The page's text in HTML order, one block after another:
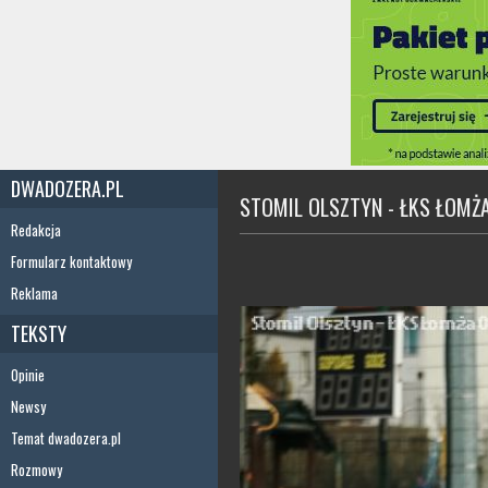
DWADOZERA.PL
Redakcja
Formularz kontaktowy
Reklama
TEKSTY
Opinie
Newsy
Temat dwadozera.pl
Rozmowy
STOMIL OLSZTYN - ŁKS